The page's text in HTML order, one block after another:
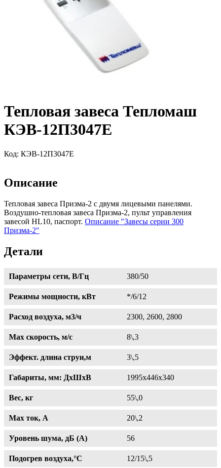
Тепловая завеса Тепломаш
КЭВ-12П3047Е
Код: КЭВ-12П3047Е
Описание
Тепловая завеса Призма-2 с двумя лицевыми панелями.
Воздушно-тепловая завеса Призма-2, пульт управления
завесой HL10, паспорт. Описание "Завесы серии 300
Призма-2"
Детали
Параметры сети, В/Гц 380/50
Режимы мощности, кВт */6/12
Расход воздуха, м3/ч 2300, 2600, 2800
Max скорость, м/с 8\,3
Эффект. длина струи,м 3\,5
Габариты, мм: ДхШхВ 1995х446х340
Вес, кг 55\,0
Max ток, A 20\,2
Уровень шума, дБ (А) 56
Подогрев воздуха,°С 12/15\,5